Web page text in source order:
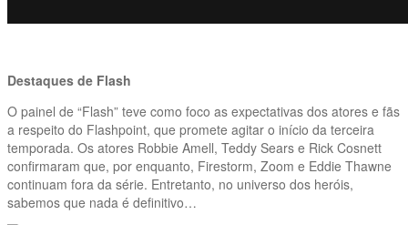
Destaques de Flash
O painel de “Flash” teve como foco as expectativas dos atores e fãs
a respeito do Flashpoint, que promete agitar o início da terceira
temporada. Os atores Robbie Amell, Teddy Sears e Rick Cosnett
confirmaram que, por enquanto, Firestorm, Zoom e Eddie Thawne
continuam fora da série. Entretanto, no universo dos heróis,
sabemos que nada é definitivo…